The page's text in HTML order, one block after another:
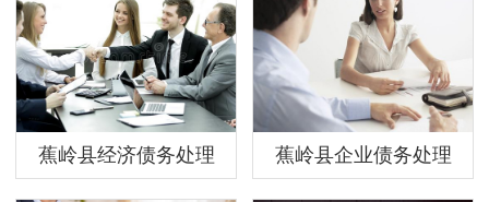
蕉岭县经济债务处理 蕉岭县企业债务处理